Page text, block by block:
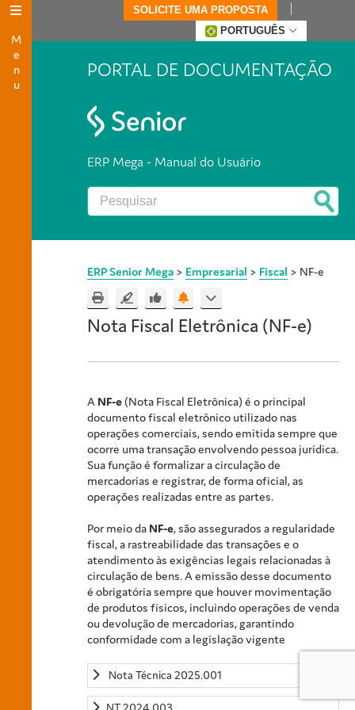
Menu
SOLICITE UMA PROPOSTA
PORTUGUÊS
PORTAL DE DOCUMENTAÇÃO
ERP Mega - Manual do Usuário
ERP Senior Mega > Empresarial > Fiscal > NF-e
Nota Fiscal Eletrônica (NF-e)
A NF-e (Nota Fiscal Eletrônica) é o principal
documento fiscal eletrônico utilizado nas
operações comerciais, sendo emitida sempre que
ocorre uma transação envolvendo pessoa jurídica.
Sua função é formalizar a circulação de
mercadorias e registrar, de forma oficial, as
operações realizadas entre as partes.
Por meio da NF-e, são assegurados a regularidade
fiscal, a rastreabilidade das transações e o
atendimento às exigências legais relacionadas à
circulação de bens. A emissão desse documento
é obrigatória sempre que houver movimentação
de produtos físicos, incluindo operações de venda
ou devolução de mercadorias, garantindo
conformidade com a legislação vigente
Nota Técnica 2025.001